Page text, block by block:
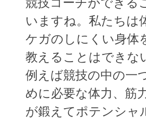
いますね。私たちは
ケガのしにくい身体
教えることはできな
例えば競技の中の一
めに必要な体力、筋
が鍛えてポテンシャ